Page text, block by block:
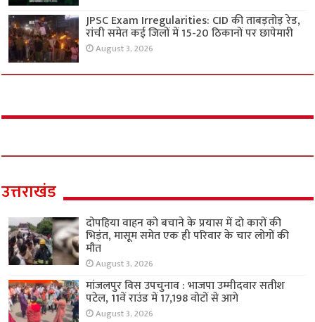
JPSC Exam Irregularities: CID की ताबड़तोड़ रेड,
रांची समेत कई जिलों में 15-20 ठिकानों पर छापेमारी
August 3, 2026
उत्तराखंड
दोपहिया वाहन को बचाने के प्रयास में दो कारों की
भिड़ंत, मासूम समेत एक ही परिवार के चार लोगों की
मौत
August 3, 2026
मांजलपुर विस उपचुनाव : भाजपा उम्मीदवार सतीश
पटेल, 11वें राउंड में 17,198 वोटों से आगे
August 3, 2026